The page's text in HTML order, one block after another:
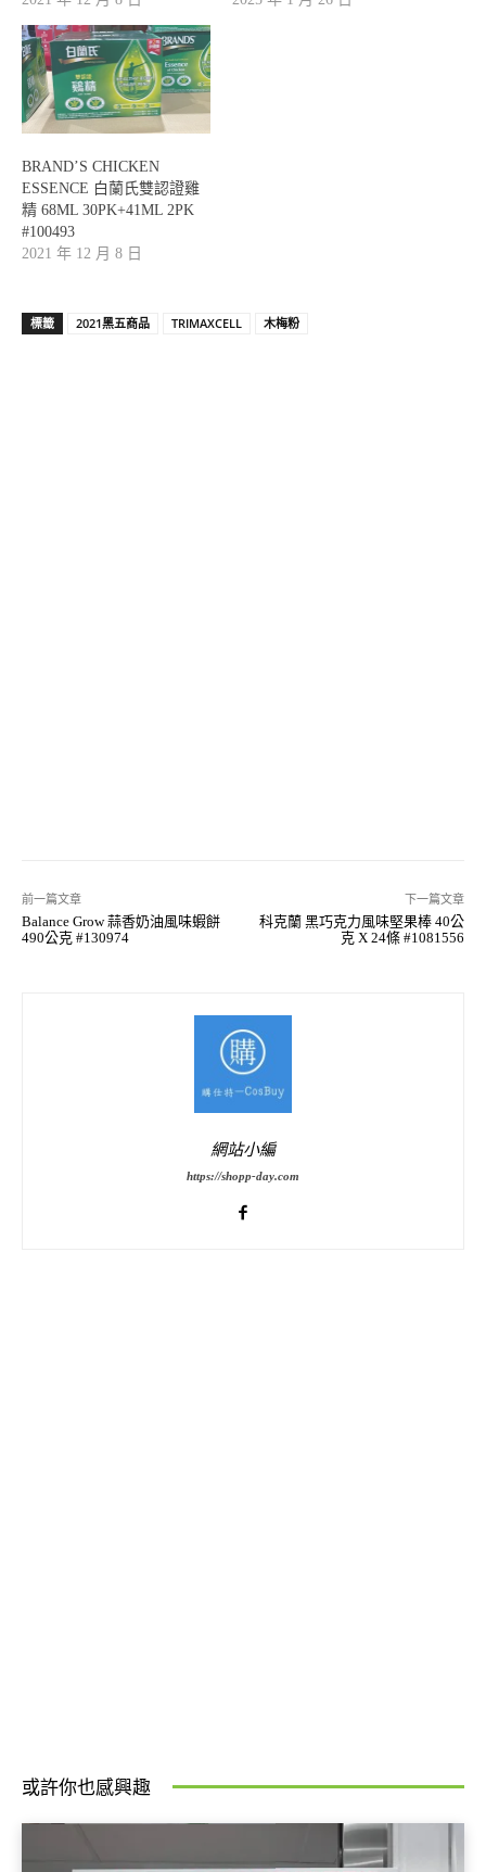
BRAND’S CHICKEN
ESSENCE 白蘭氏雙認證雞
精 68ML 30PK+41ML 2PK
#100493
2021 年 12 月 8 日
標籤 2021黑五商品 TRIMAXCELL 木梅粉
前一篇文章
Balance Grow 蒜香奶油風味蝦餅
490公克 #130974
下一篇文章
科克蘭 黑巧克力風味堅果棒 40公
克 X 24條 #1081556
網站小編
https://shopp-day.com
或許你也感興趣